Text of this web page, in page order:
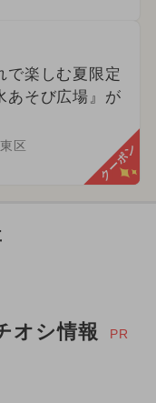
で楽しむ夏限定
あそび広場』が
区 クーポン
オシ情報 PR